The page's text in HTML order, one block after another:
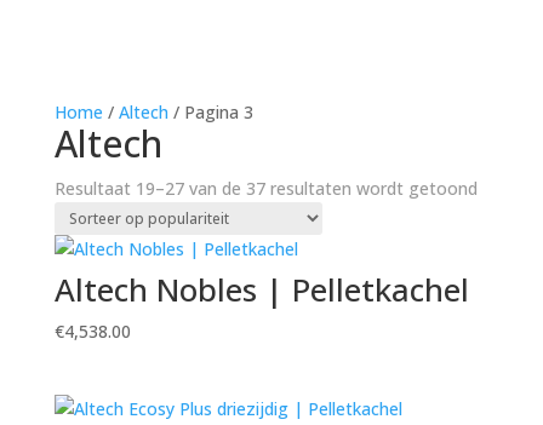
Home / Altech / Pagina 3
Altech
Resultaat 19–27 van de 37 resultaten wordt getoond
Altech Nobles | Pelletkachel
€4,538.00